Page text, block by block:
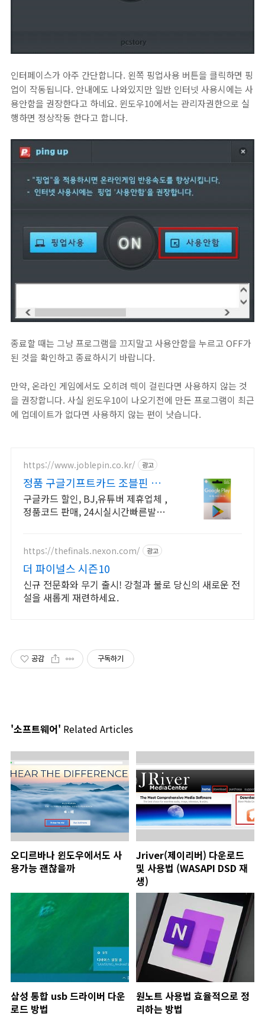
인터페이스가 아주 간단합니다. 왼쪽 핑업사용 버튼을 클릭하면 핑
업이 작동됩니다. 안내에도 나와있지만 일반 인터넷 사용시에는 사
용안함을 권장한다고 하네요. 윈도우10에서는 관리자권한으로 실
행하면 정상작동 한다고 합니다.
종료할 때는 그냥 프로그램을 끄지말고 사용안함을 누르고 OFF가
된 것을 확인하고 종료하시기 바랍니다.
만약, 온라인 게임에서도 오히려 렉이 걸린다면 사용하지 않는 것
을 권장합니다. 사실 윈도우10이 나오기전에 만든 프로그램이 최근
에 업데이트가 없다면 사용하지 않는 편이 낫습니다.
https://www.joblepin.co.kr/ 광고
정품 구글기프트카드 조블핀 구글
기프트 정품코드 판매처
구글카드 할인, BJ,유튜버 제휴업체 ,
정품코드 판매, 24시실시간빠른발송
구입가능!
https://thefinals.nexon.com/ 광고
더 파이널스 시즌10
신규 전문화와 무기 출시! 강철과 불로 당신의 새로운 전
설을 새롭게 재련하세요.
공감 구독하기
'소프트웨어' Related Articles
오디르바나 윈도우에서도 사
용가능 괜찮을까
Jriver(제이리버) 다운로드
및 사용법 (WASAPI DSD 재
생)
삼성 통합 usb 드라이버 다운
로드 방법
원노트 사용법 효율적으로 정
리하는 방법